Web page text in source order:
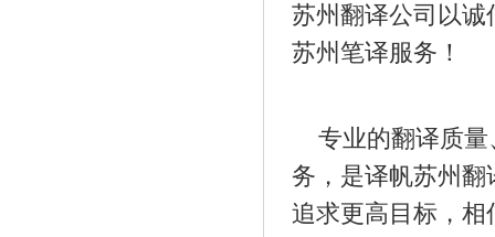
苏州翻译公司以诚
苏州笔译服务！
专业的翻译质量
务，是译帆苏州
追求更高目标，